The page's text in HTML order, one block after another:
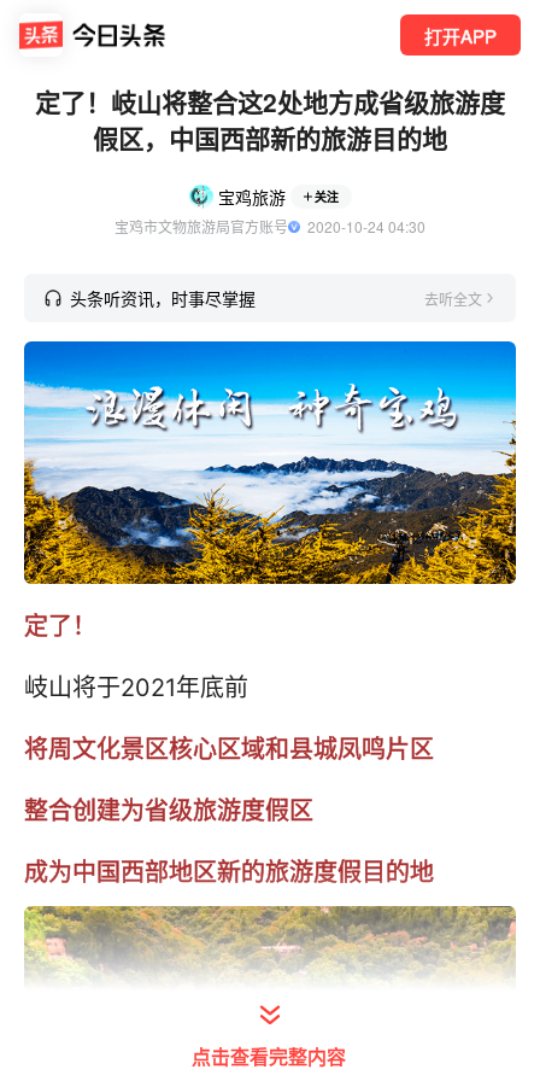
打开APP
定了！岐山将整合这2处地方成省级旅游度
假区，中国西部新的旅游目的地
宝鸡旅游 关注
宝鸡市文物旅游局官方账号
  2020-10-24 04:30
头条听资讯，时事尽掌握 去听全文
定了！
岐山将于2021年底前
将周文化景区核心区域和县城凤鸣片区
整合创建为省级旅游度假区
成为中国西部地区新的旅游度假目的地
点击查看完整内容